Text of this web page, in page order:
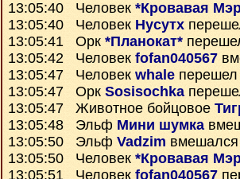
13:05:40 Человек *Кровавая
13:05:40 Человек Нусутх
13:05:41 Орк *Планокат*
13:05:42 Человек fofan040567
13:05:47 Человек whale перешел
13:05:47 Орк Sosisochka
13:05:47 Животное бойцовое
13:05:48 Эльф Мини шумка
13:05:50 Эльф Vadzim вмешался
13:05:50 Человек *Кровавая
13:05:51 Человек fofan040567